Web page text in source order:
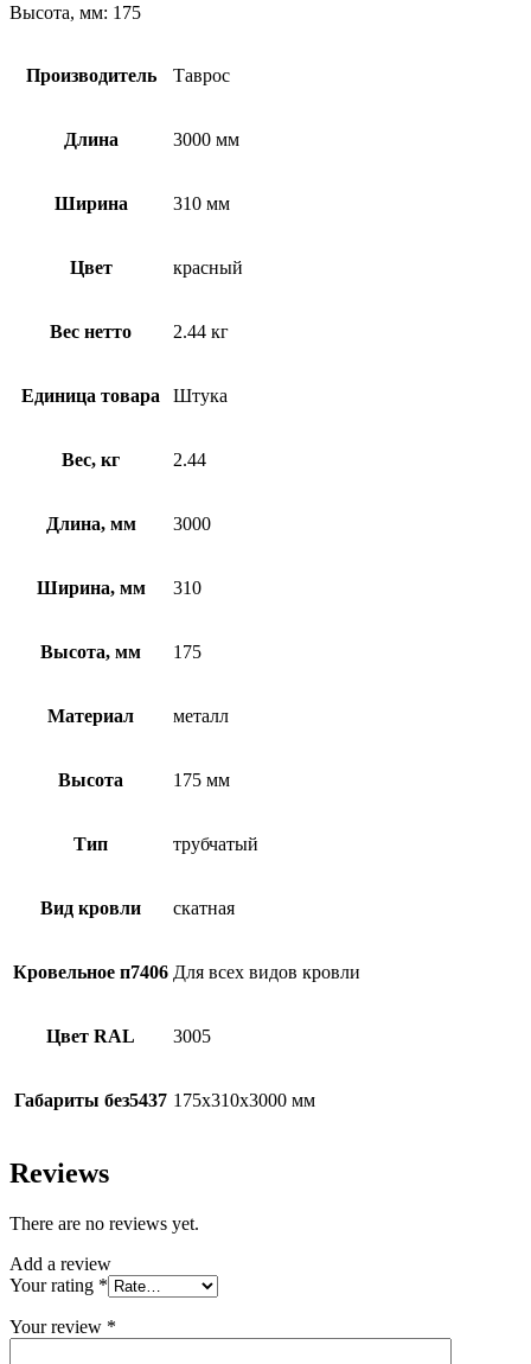
Высота, мм: 175
Производитель Таврос
Длина 3000 мм
Ширина 310 мм
Цвет красный
Вес нетто 2.44 кг
Единица товара Штука
Вес, кг 2.44
Длина, мм 3000
Ширина, мм 310
Высота, мм 175
Материал металл
Высота 175 мм
Тип трубчатый
Вид кровли скатная
Кровельное п7406 Для всех видов кровли
Цвет RAL 3005
Габариты без5437 175х310х3000 мм
Reviews
There are no reviews yet.
Add a review
Your rating *
Your review *